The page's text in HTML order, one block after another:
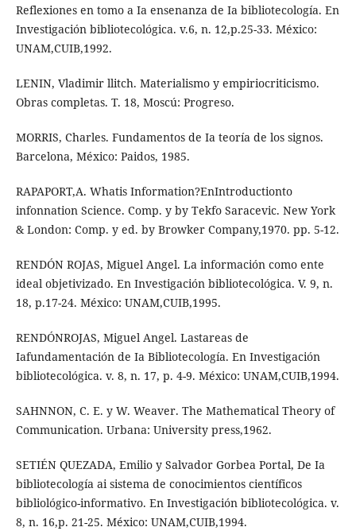
Reflexiones en tomo a Ia ensenanza de Ia bibliotecología. En
Investigación bibliotecológica. v.6, n. 12,p.25-33. México:
UNAM,CUIB,1992.
LENIN, Vladimir llitch. Materialismo y empiriocriticismo.
Obras completas. T. 18, Moscú: Progreso.
MORRIS, Charles. Fundamentos de Ia teoría de los signos.
Barcelona, México: Paidos, 1985.
RAPAPORT,A. Whatis Information?EnIntroductionto
infonnation Science. Comp. y by Tekfo Saracevic. New York
& London: Comp. y ed. by Browker Company,1970. pp. 5-12.
RENDÓN ROJAS, Miguel Angel. La información como ente
ideal objetivizado. En Investigación bibliotecológica. V. 9, n.
18, p.17-24. México: UNAM,CUIB,1995.
RENDÓNROJAS, Miguel Angel. Lastareas de
Iafundamentación de Ia Bibliotecología. En Investigación
bibliotecológica. v. 8, n. 17, p. 4-9. México: UNAM,CUIB,1994.
SAHNNON, C. E. y W. Weaver. The Mathematical Theory of
Communication. Urbana: University press,1962.
SETIÉN QUEZADA, Emilio y Salvador Gorbea Portal, De Ia
bibliotecología ai sistema de conocimientos científicos
bibliológico-informativo. En Investigación bibliotecológica. v.
8, n. 16,p. 21-25. México: UNAM,CUIB,1994.